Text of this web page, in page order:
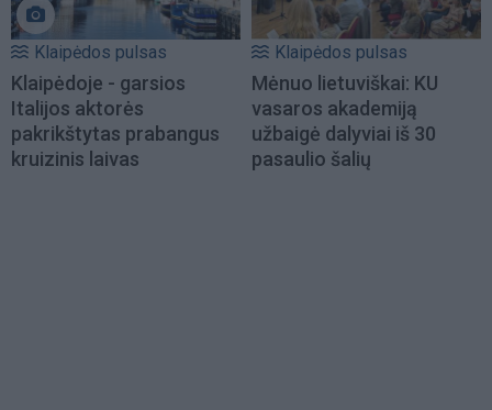
Klaipėdos pulsas
Klaipėdoje - garsios
Italijos aktorės
pakrikštytas prabangus
kruizinis laivas
Klaipėdos pulsas
Mėnuo lietuviškai: KU
vasaros akademiją
užbaigė dalyviai iš 30
pasaulio šalių